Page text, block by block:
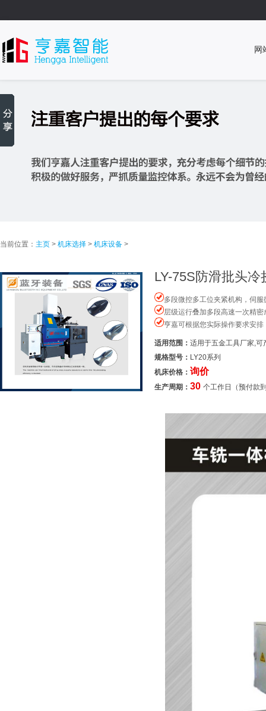
网
当前位置： 主页 > 机床选择 > 机床设备 >
LY-75S防滑批头
多段微控多工位夹紧机构，伺
层级运行叠加多段高速一次精
亨嘉可根据您实际操作要求安
适用范围： 适用于五金工具厂家,可
规格型号： LY20系列
机床价格： 询价
生产周期： 30 个工作日（预付款